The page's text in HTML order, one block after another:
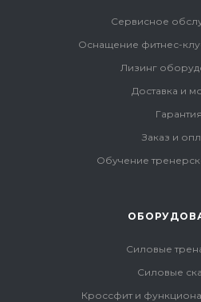
Сервисное
Оснащение фитнес-
Лизинг
Доставка и
Гарантия
Заказ и
Обучение
Силовые
Силовые
Кроссфит и